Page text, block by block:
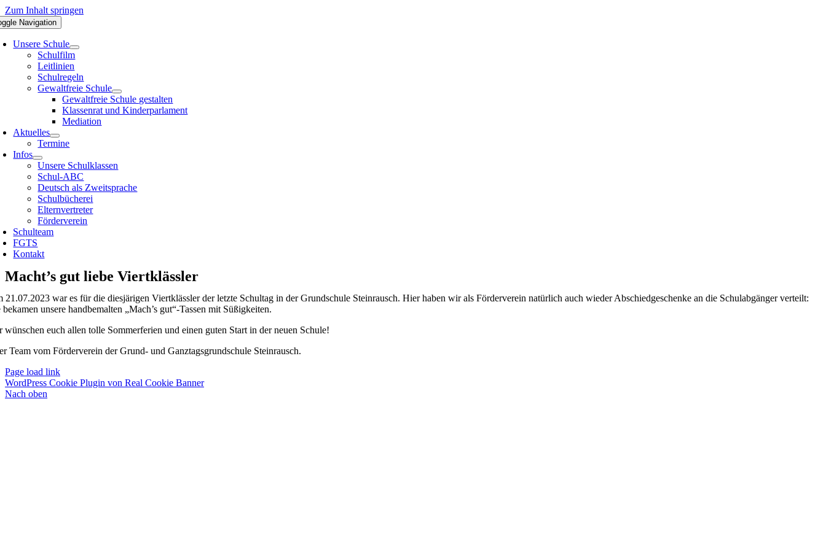
Zum Inhalt springen
Navigation
Unsere Schule
Schulfilm
Leitlinien
Schulregeln
Gewaltfreie Schule
Gewaltfreie Schule gestalten
Klassenrat und Kinderparlament
Mediation
Aktuelles
Termine
Infos
Unsere Schulklassen
Schul-ABC
Deutsch als Zweitsprache
Schulbücherei
Elternvertreter
Förderverein
Schulteam
FGTS
Kontakt
Macht’s gut liebe Viertklässler
21.07.2023 war es für die diesjärigen Viertklässler der letzte Schultag in der Grundschule Steinrausch. Hier haben wir als Förderverein natürlich auch wieder Abschiedgeschenke an die Schulabgänger verteilt:
bekamen unsere handbemalten „Mach’s gut“-Tassen mit Süßigkeiten.
wünschen euch allen tolle Sommerferien und einen guten Start in der neuen Schule!
Team vom Förderverein der Grund- und Ganztagsgrundschule Steinrausch.
Page load link
WordPress Cookie Plugin von Real Cookie Banner
Nach oben